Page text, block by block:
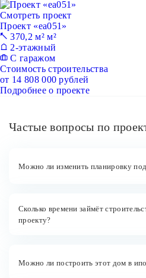
Смотреть проект
Проект «ea051»
370,2 м² м²
2-этажный
С гаражом
Стоимость строительства
от 14 808 000 рублей
Подробнее о проекте
Частые вопросы по
Можно ли изменить планировку
Сколько времени займёт
проекту?
Можно ли построить этот дом в